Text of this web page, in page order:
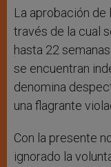
La aprobación de
través de la cual
hasta 22
se encuentran
denomina
una flagrante
Con la presente
ignorado la